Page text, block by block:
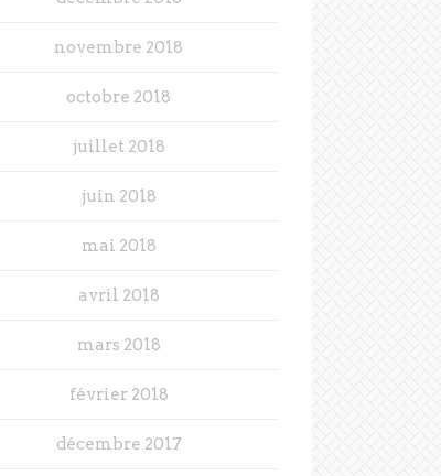
novembre 2018
octobre 2018
juillet 2018
juin 2018
mai 2018
avril 2018
mars 2018
février 2018
décembre 2017